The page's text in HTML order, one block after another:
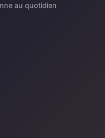
au quotidien